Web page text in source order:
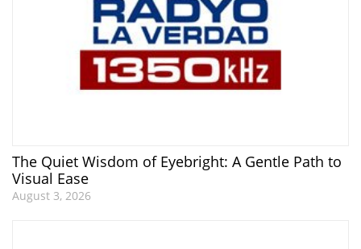
The Quiet Wisdom of Eyebright: A Gentle Path to
Visual Ease
August 3, 2026